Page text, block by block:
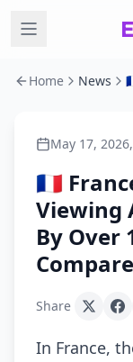
Home News
May 17,
🇫🇷
Viewing
By Over
Share
In France,